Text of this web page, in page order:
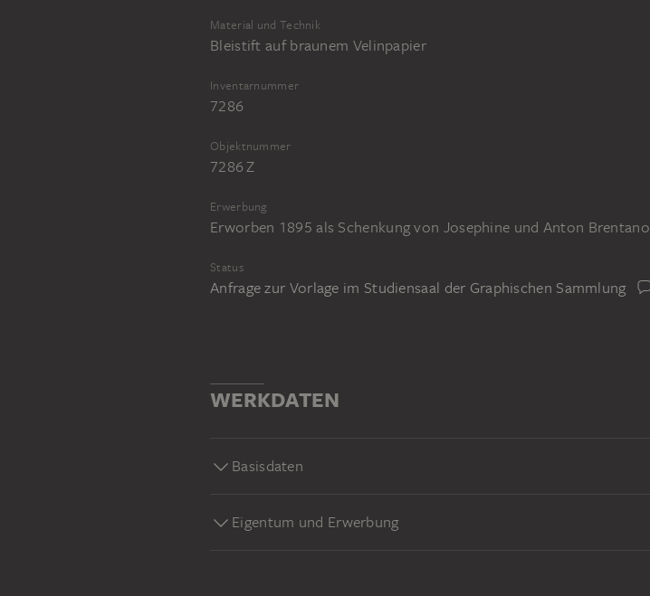
Material und Technik
Bleistift auf braunem Velinpapier
Inventarnummer
7286
Objektnummer
7286 Z
Erwerbung
Erworben 1895 als Schenkung von Josephine und Anton Brentano
Status
Anfrage zur Vorlage im Studiensaal der Graphischen Sammlung
WERKDATEN
Basisdaten
Eigentum und Erwerbung